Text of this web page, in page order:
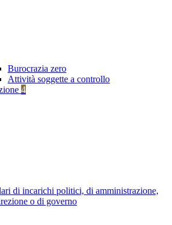
Burocrazia zero
Attività soggette a controllo
4
di incarichi politici, di amministrazione,
o di governo